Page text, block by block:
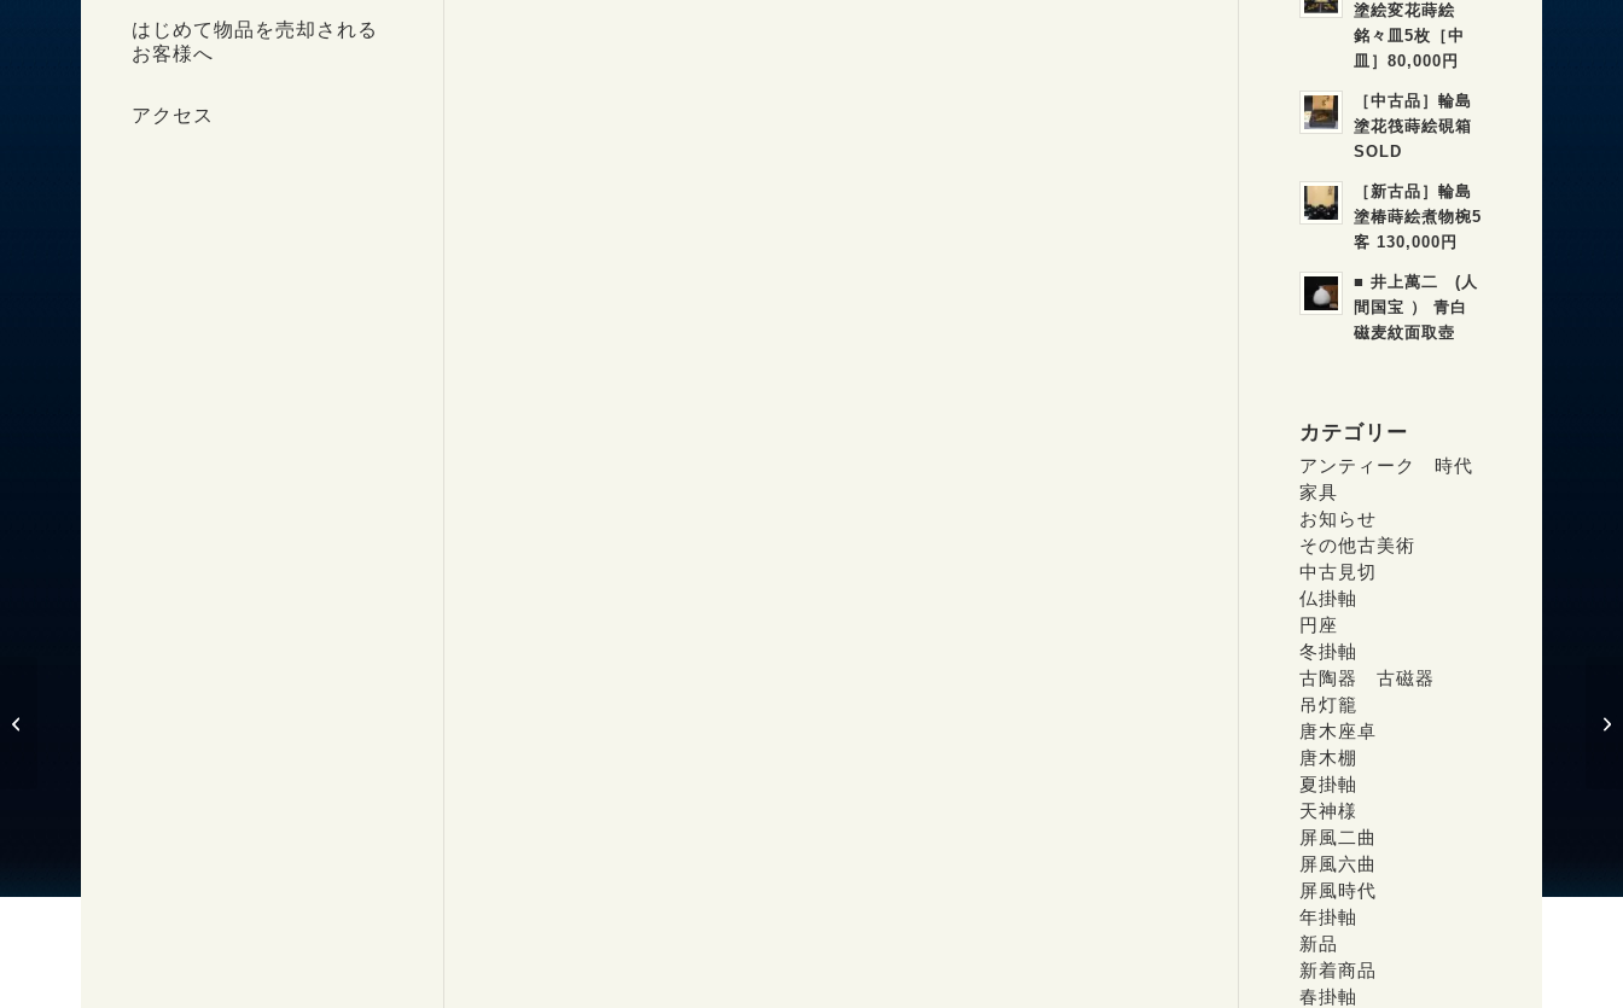
はじめて物品を売却される
お客様へ
アクセス
塗絵変花蒔絵
銘々皿5枚［中
皿］80,000円
［中古品］輪島
塗花筏蒔絵硯箱
SOLD
［新古品］輪島
塗椿蒔絵煮物椀5
客 130,000円
■ 井上萬二 (人
間国宝 ） 青白
磁麦紋面取壺
カテゴリー
アンティーク 時代
家具
お知らせ
その他古美術
中古見切
仏掛軸
円座
冬掛軸
古陶器 古磁器
吊灯籠
唐木座卓
唐木棚
夏掛軸
天神様
屏風二曲
屏風六曲
屏風時代
年掛軸
新品
新着商品
春掛軸